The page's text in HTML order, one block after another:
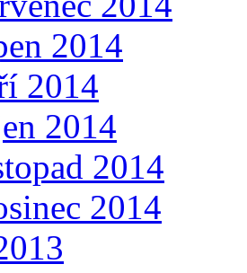
2014
2014
2014
2014
2014